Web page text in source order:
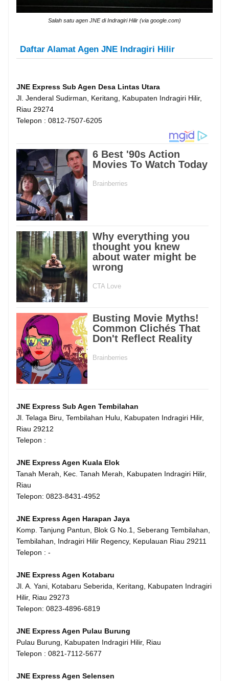
Salah satu agen JNE di Indragiri Hilir (via google.com)
Daftar Alamat Agen JNE Indragiri Hilir
JNE Express Sub Agen Desa Lintas Utara
Jl. Jenderal Sudirman, Keritang, Kabupaten Indragiri Hilir,
Riau 29274
Telepon : 0812-7507-6205
JNE Express Sub Agen Tembilahan
Jl. Telaga Biru, Tembilahan Hulu, Kabupaten Indragiri Hilir,
Riau 29212
Telepon :
JNE Express Agen Kuala Elok
Tanah Merah, Kec. Tanah Merah, Kabupaten Indragiri Hilir,
Riau
Telepon: 0823-8431-4952
JNE Express Agen Harapan Jaya
Komp. Tanjung Pantun, Blok G No.1, Seberang Tembilahan,
Tembilahan, Indragiri Hilir Regency, Kepulauan Riau 29211
Telepon : -
JNE Express Agen Kotabaru
Jl. A. Yani, Kotabaru Seberida, Keritang, Kabupaten Indragiri
Hilir, Riau 29273
Telepon: 0823-4896-6819
JNE Express Agen Pulau Burung
Pulau Burung, Kabupaten Indragiri Hilir, Riau
Telepon : 0821-7112-5677
JNE Express Agen Selensen